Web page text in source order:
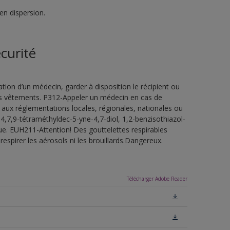
dispersion.
d’un médecin, garder à disposition le récipient ou
P312-Appeler un médecin en cas de
réglementations locales, régionales, nationales ou
tétraméthyldec-5-yne-4,7-diol, 1,2-benzisothiazol-
EUH211-Attention! Des gouttelettes respirables
les aérosols ni les brouillards.Dangereux.
Télécharger Adobe Reader